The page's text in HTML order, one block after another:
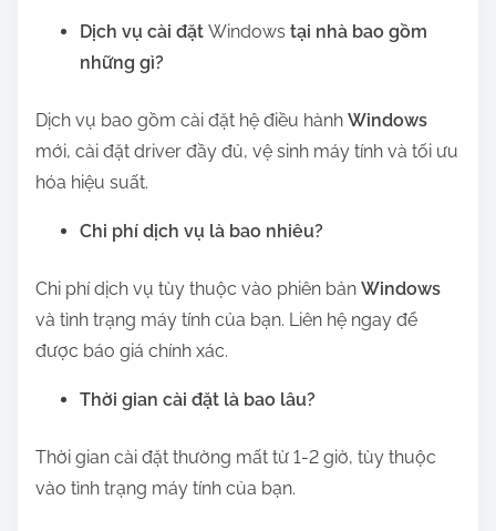
Dịch vụ cài đặt Windows tại nhà bao gồm
những gì?
Dịch vụ bao gồm cài đặt hệ điều hành Windows
mới, cài đặt driver đầy đủ, vệ sinh máy tính và tối ưu
hóa hiệu suất.
Chi phí dịch vụ là bao nhiêu?
Chi phí dịch vụ tùy thuộc vào phiên bản Windows
và tình trạng máy tính của bạn. Liên hệ ngay để
được báo giá chính xác.
Thời gian cài đặt là bao lâu?
Thời gian cài đặt thường mất từ 1-2 giờ, tùy thuộc
vào tình trạng máy tính của bạn.